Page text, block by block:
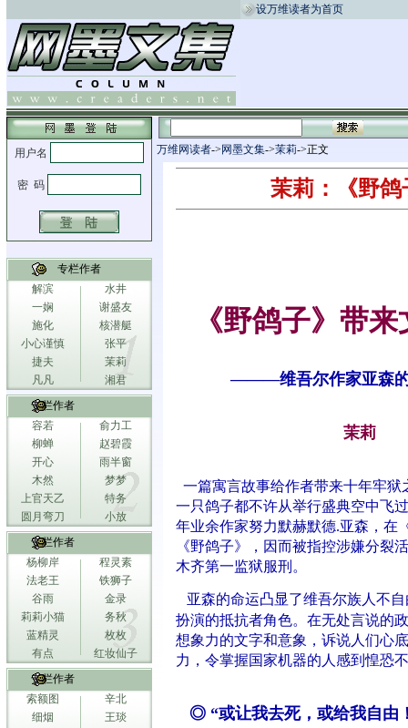
设万维读者为首页
专栏作者
解滨
水井
一娴
谢盛友
施化
核潜艇
小心谨慎
张平
捷夫
茉莉
凡凡
湘君
专栏作者
容若
俞力工
柳蝉
赵碧霞
开心
雨半窗
木然
梦梦
上官天乙
特务
圆月弯刀
小放
专栏作者
杨柳岸
程灵素
法老王
铁狮子
谷雨
金录
莉莉小猫
务秋
蓝精灵
枚枚
有点
红妆仙子
专栏作者
索额图
辛北
细烟
王琰
万维网读者-> 网墨文集->茉莉->正文
茉莉：《野
《野鸽子》带来
———维吾尔作家亚森
茉莉
一篇寓言故事给作者带来十年牢
一只鸽子都不许从举行盛典空中飞
年业余作家努力默赫默德.亚森，在
《野鸽子》，因而被指控涉嫌分裂
木齐第一监狱服刑。
亚森的命运凸显了维吾尔族人不
扮演的抵抗者角色。在无处言说的
想象力的文字和意象，诉说人们心
力，令掌握国家机器的人感到惶恐
◎ “或让我去死，或给我自由